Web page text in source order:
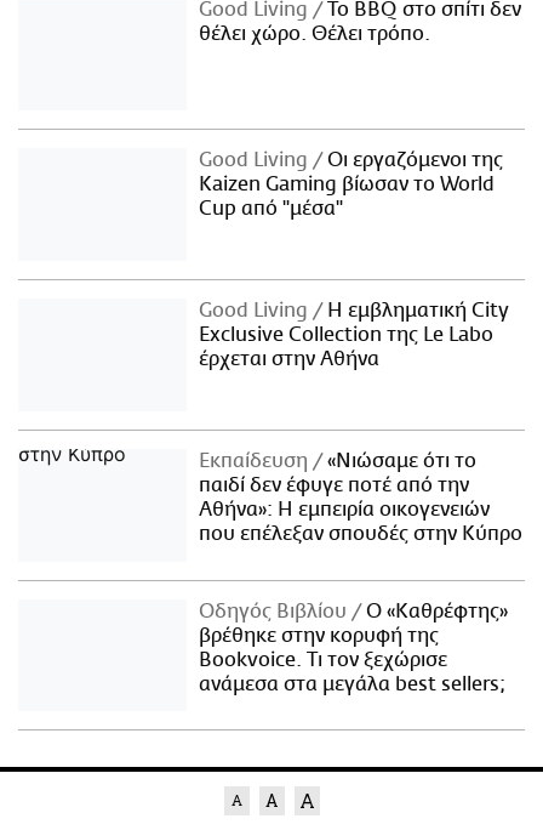
Good Living
Το BBQ στο σπίτι δεν
θέλει χώρο. Θέλει τρόπο.
Good Living
Οι εργαζόμενοι της
Kaizen Gaming βίωσαν το World
Cup από "μέσα"
Good Living
Η εμβληματική City
Exclusive Collection της Le Labo
έρχεται στην Αθήνα
Εκπαίδευση
«Νιώσαμε ότι το
παιδί δεν έφυγε ποτέ από την
Αθήνα»: Η εμπειρία οικογενειών
που επέλεξαν σπουδές στην Κύπρο
Οδηγός Βιβλίου
Ο «Καθρέφτης»
βρέθηκε στην κορυφή της
Bookvoice. Τι τον ξεχώρισε
ανάμεσα στα μεγάλα best sellers;